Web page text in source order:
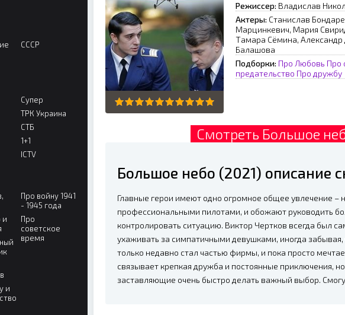
Режиссер: Владислав
Актеры: Станислав
Марцинкевич, Мария
Тамара Сёмина,
Балашова
Подборки: Про Любовь Про
предательство Про дружбу
Смотреть Большое
Большое небо (2021) описание
Главные герои имеют одно огромное общее увлечение –
профессиональными пилотами, и обожают руководить
контролировать ситуацию. Виктор Чертков всегда был
ухаживать за симпатичными девушками, иногда
только недавно стал частью фирмы, и пока просто
связывает крепкая дружба и постоянные приключения,
заставляющие очень быстро делать важный выбор.
СССР
Супер
ТРК Украина
СТБ
1+1
ICTV
и
и
Про войну 1941
- 1945 года
Про
советское
время